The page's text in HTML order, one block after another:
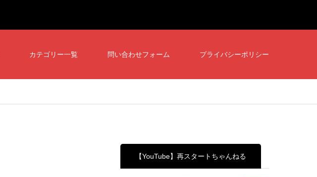
カテゴリー一覧 問い合わせフォーム プライバシーポリシー
【YouTube】再スタートちゃんねる